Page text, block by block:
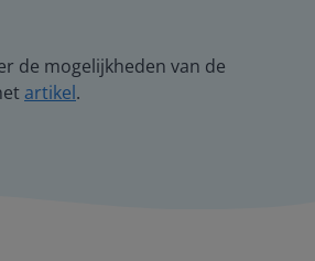
de mogelijkheden van de
artikel.